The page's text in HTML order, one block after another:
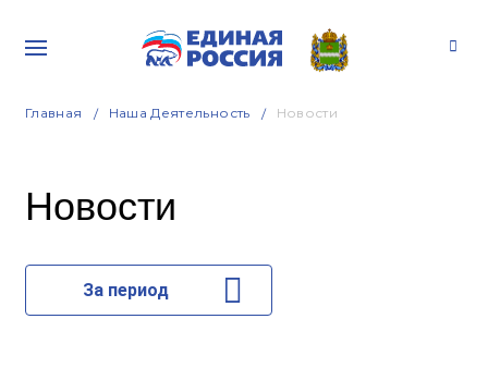
Главная Наша Деятельность Новости
Новости
За период